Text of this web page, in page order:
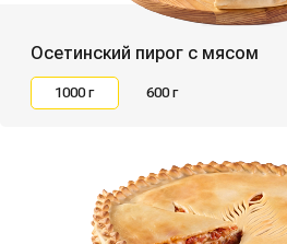
Осетинский пирог с мясом
1000 г 600 г